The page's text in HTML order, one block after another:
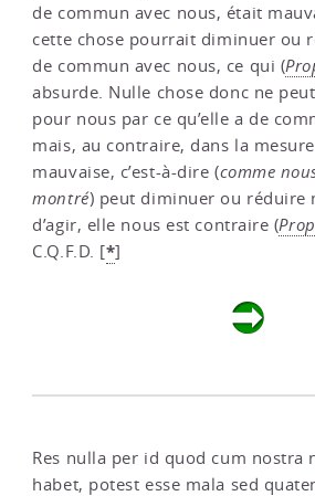
de commun avec nous, était
cette chose pourrait diminuer ou
de commun avec nous, ce qui (
absurde. Nulle chose donc ne
pour nous par ce qu’elle a de
mais, au contraire, dans la
mauvaise, c’est-à-dire (comme
montré) peut diminuer ou réduire
d’agir, elle nous est contraire (
C.Q.F.D. [*]
Res nulla per id quod cum nostra
habet, potest esse mala sed